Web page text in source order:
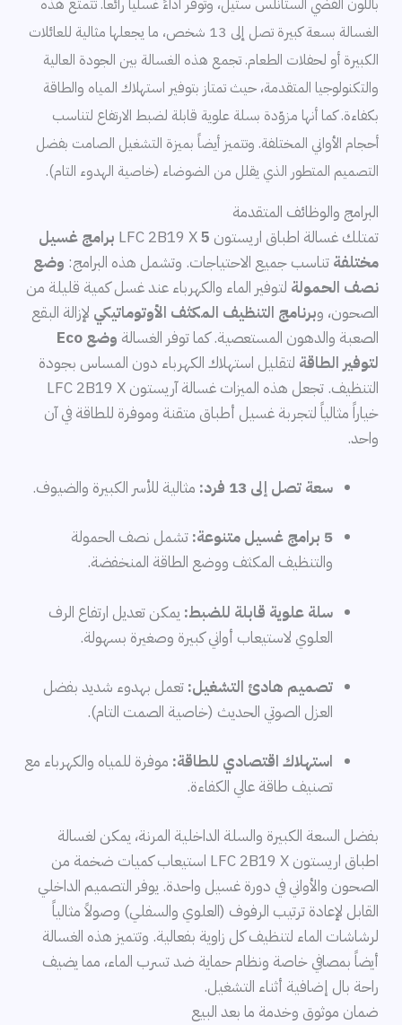
باللون الفضي الستانلس ستيل، وتوفر أداءً غسلياً رائعاً. تتمتع هذه
الغسالة بسعة كبيرة تصل إلى 13 شخص، ما يجعلها مثالية للعائلات
الكبيرة أو لحفلات الطعام. تجمع هذه الغسالة بين الجودة العالية
والتكنولوجيا المتقدمة، حيث تمتاز بتوفير استهلاك المياه والطاقة
بكفاءة. كما أنها مزوّدة بسلة علوية قابلة لضبط الارتفاع لتناسب
أحجام الأواني المختلفة. وتتميز أيضاً بميزة التشغيل الصامت بفضل
التصميم المتطور الذي يقلل من الضوضاء (خاصية الهدوء التام).
البرامج والوظائف المتقدمة
تمتلك غسالة اطباق اريستون LFC 2B19 X
5 برامج غسيل
مختلفة تناسب جميع الاحتياجات. وتشمل هذه البرامج: وضع
نصف الحمولة لتوفير الماء والكهرباء عند غسل كمية قليلة من
الصحون، وبرنامج التنظيف المكثف الأوتوماتيكي لإزالة البقع
الصعبة والدهون المستعصية. كما توفر الغسالة
وضع Eco
لتوفير الطاقة لتقليل استهلاك الكهرباء دون المساس بجودة
التنظيف. تجعل هذه الميزات غسالة آريستون LFC 2B19 X
خياراً مثالياً لتجربة غسيل أطباق متقنة وموفرة للطاقة في آن
واحد.
سعة تصل إلى 13 فرد: مثالية للأسر الكبيرة والضيوف.
5 برامج غسيل متنوعة:
تشمل نصف الحمولة
والتنظيف المكثف ووضع الطاقة المنخفضة.
سلة علوية قابلة للضبط: يمكن تعديل ارتفاع الرف
العلوي لاستيعاب أواني كبيرة وصغيرة بسهولة.
تصميم هادئ التشغيل: تعمل بهدوء شديد بفضل
العزل الصوتي الحديث (خاصية الصمت التام).
استهلاك اقتصادي للطاقة: موفرة للمياه والكهرباء مع
تصنيف طاقة عالي الكفاءة.
بفضل السعة الكبيرة والسلة الداخلية المرنة، يمكن لغسالة
اطباق اريستون LFC 2B19 X استيعاب كميات ضخمة من
الصحون والأواني في دورة غسيل واحدة. يوفر التصميم الداخلي
القابل لإعادة ترتيب الرفوف (العلوي والسفلي) وصولاً مثالياً
لرشاشات الماء لتنظيف كل زاوية بفعالية. وتتميز هذه الغسالة
أيضاً بمصافي خاصة ونظام حماية ضد تسرب الماء، مما يضيف
راحة بال إضافية أثناء التشغيل.
ضمان موثوق وخدمة ما بعد البيع